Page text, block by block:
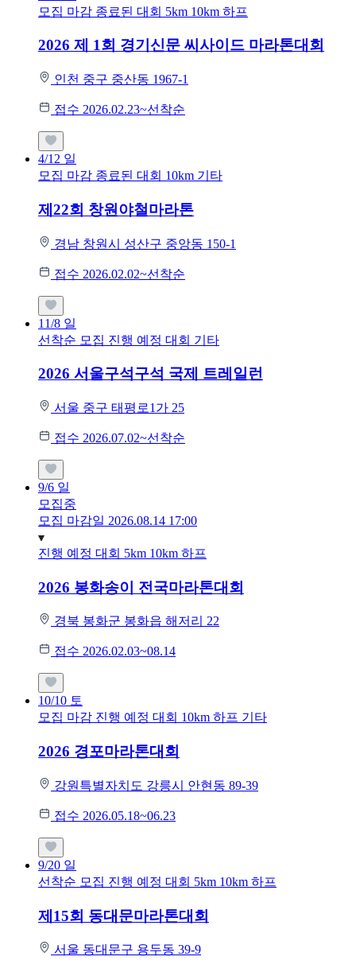
모집 마감 종료된 대회 5km 10km 하프
2026 제 1회 경기신문 씨사이드 마라톤대회
인천 중구 중산동 1967-1
접수 2026.02.23~선착순
4/12 일
모집 마감 종료된 대회 10km 기타
제22회 창원야철마라톤
경남 창원시 성산구 중앙동 150-1
접수 2026.02.02~선착순
11/8 일
선착순 모집 진행 예정 대회 기타
2026 서울구석구석 국제 트레일런
서울 중구 태평로1가 25
접수 2026.07.02~선착순
9/6 일
모집중
모집 마감일 2026.08.14 17:00
진행 예정 대회 5km 10km 하프
2026 봉화송이 전국마라톤대회
경북 봉화군 봉화읍 해저리 22
접수 2026.02.03~08.14
10/10 토
모집 마감 진행 예정 대회 10km 하프 기타
2026 경포마라톤대회
강원특별자치도 강릉시 안현동 89-39
접수 2026.05.18~06.23
9/20 일
선착순 모집 진행 예정 대회 5km 10km 하프
제15회 동대문마라톤대회
서울 동대문구 용두동 39-9